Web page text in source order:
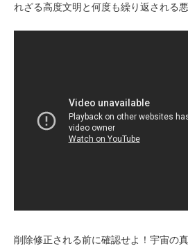
れざる高度文明と何度も繰り返される
削除修正される前に確認せよ！宇宙の